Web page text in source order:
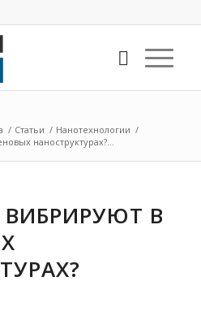
/ Статьи / Нанотехнологии /
наноструктурах?...
В